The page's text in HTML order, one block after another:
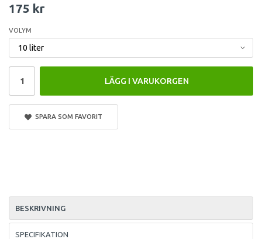
175 kr
VOLYM
LÄGG I VARUKORGEN
SPARA SOM FAVORIT
BESKRIVNING
SPECIFIKATION